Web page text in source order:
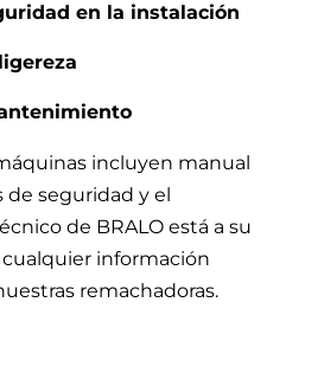
en la instalación
incluyen manual
seguridad y el
de BRALO está a su
información
remachadoras.